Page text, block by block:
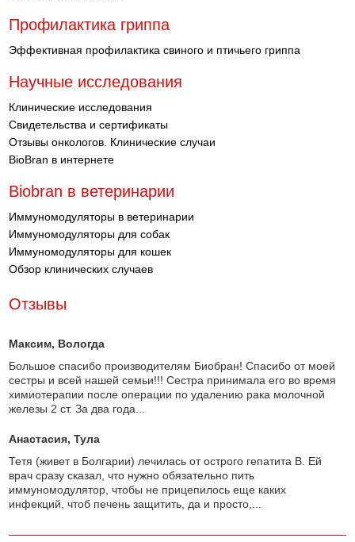
Профилактика гриппа
Эффективная профилактика свиного и птичьего гриппа
Научные исследования
Клинические исследования
Свидетельства и сертификаты
Отзывы онкологов. Клинические случаи
BioBran в интернете
Biobran в ветеринарии
Иммуномодуляторы в ветеринарии
Иммуномодуляторы для собак
Иммуномодуляторы для кошек
Обзор клинических случаев
Отзывы
Максим, Вологда
Большое спасибо производителям Биобран! Спасибо от моей
сестры и всей нашей семьи!!! Сестра принимала его во время
химиотерапии после операции по удалению рака молочной
железы 2 ст. За два года...
Анастасия, Тула
Тетя (живет в Болгарии) лечилась от острого гепатита В. Ей
врач сразу сказал, что нужно обязательно пить
иммуномодулятор, чтобы не прицепилось еще каких
инфекций, чтоб печень защитить, да и просто,...